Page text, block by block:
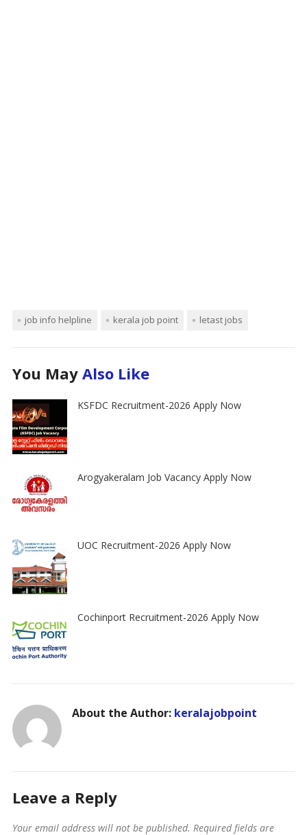
job info helpline kerala job point letast jobs
You May Also Like
KSFDC Recruitment-2026 Apply Now
Arogyakeralam Job Vacancy Apply Now
UOC Recruitment-2026 Apply Now
Cochinport Recruitment-2026 Apply Now
About the Author: keralajobpoint
Leave a Reply
Your email address will not be published. Required fields are